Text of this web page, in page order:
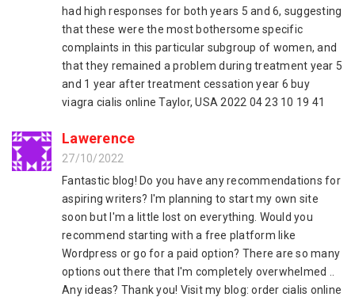
had high responses for both years 5 and 6, suggesting
that these were the most bothersome specific
complaints in this particular subgroup of women, and
that they remained a problem during treatment year 5
and 1 year after treatment cessation year 6 buy
viagra cialis online Taylor, USA 2022 04 23 10 19 41
Lawerence
27/10/2022
Fantastic blog! Do you have any recommendations for
aspiring writers? I'm planning to start my own site
soon but I'm a little lost on everything. Would you
recommend starting with a free platform like
Wordpress or go for a paid option? There are so many
options out there that I'm completely overwhelmed ..
Any ideas? Thank you! Visit my blog: order cialis online